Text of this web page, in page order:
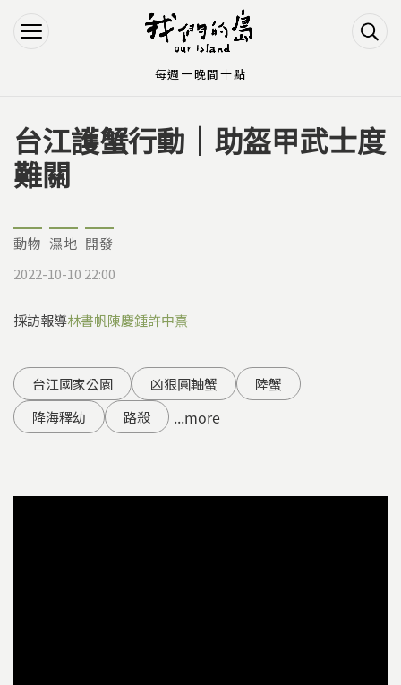
Jump to Navigation
Jump to Main content
您在這裡
台江護蟹行動｜助盔甲武士度
難關
動物 濕地 開發
2022-10-10 22:00
採訪報導林書帆陳慶鍾許中熹
台江國家公園 凶狠圓軸蟹
陸蟹
降海釋幼
路殺 ...more
每週一晚間十點